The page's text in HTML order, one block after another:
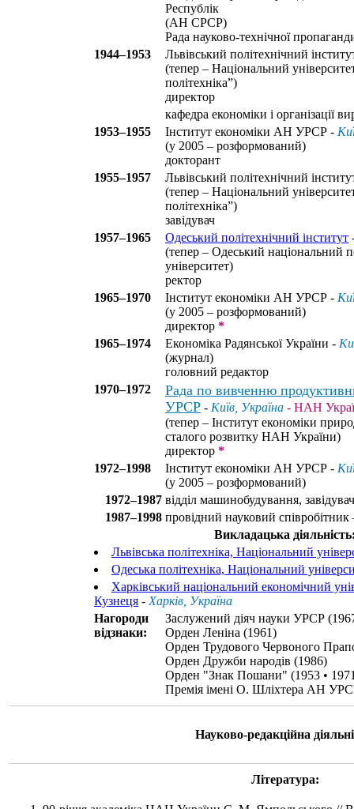
Республік
(АН СРСР)
Рада науково-технічної
1944–1953
Львівський політехнічний
(тепер – Національний
політехніка”)
директор
кафедра економіки і організації
1953–1955
Інститут економіки АН УРСР -
(у 2005 – розформований)
докторант
1955–1957
Львівський політехнічний
(тепер – Національний
політехніка”)
завідувач
1957–1965
Одеський політехнічний інститут
(тепер – Одеський національний
університет)
ректор
1965–1970
Інститут економіки АН УРСР -
(у 2005 – розформований)
директор *
1965–1974
Економіка Радянської України -
(журнал)
головний редактор
1970–1972
Рада по вивченню
УРСР - Київ, Україна - НАН
(тепер – Інститут економіки
сталого розвитку НАН України)
директор *
1972–1998
Інститут економіки АН УРСР -
(у 2005 – розформований)
1972–1987 відділ машинобудування, завідувач
1987–1998 провідний науковий співробітник
Викладацька
Львівська політехніка, Національний
Одеська політехніка, Національний
Харківський національний економічний
Кузнеця - Харків, Україна
Нагороди
відзнаки:
Заслужений діяч науки УРСР
Орден Леніна (1961)
Орден Трудового Червоного
Орден Дружби народів (1986)
Орден "Знак Пошани" (1953 •
Премія імені О. Шліхтера АН
Науково-редакційна
Література: